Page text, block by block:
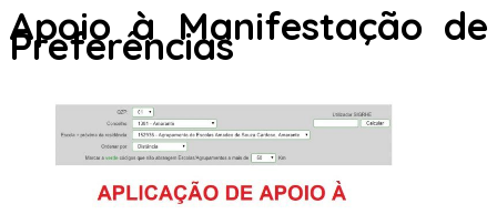
Apoio à Manifestação de
Preferências